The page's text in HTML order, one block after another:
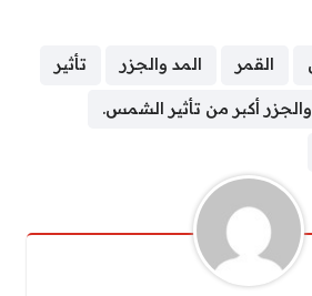
القمر المد والجزر تأثير
والجزر أكبر من تأثير الشمس.